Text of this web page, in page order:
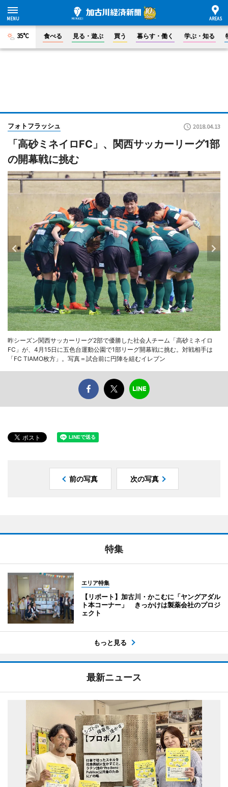
35°C 食べる 見る・遊ぶ 買う 暮らす・働く 学ぶ・知る
フォトフラッシュ 2018.04.13
「高砂ミネイロFC」、関西サッカーリーグ1部
の開幕戦に挑む
昨シーズン関西サッカーリーグ2部で優勝した社会人チーム「高砂ミネイロ
FC」が、4月15日に五色台運動公園で1部リーグ開幕戦に挑む。対戦相手は
「FC TIAMO枚方」。写真＝試合前に円陣を組むイレブン
前の写真 次の写真
特集
エリア特集
【リポート】加古川・かこむに「ヤングアダル
ト本コーナー」 きっかけは製薬会社のプロジ
ェクト
もっと見る
最新ニュース